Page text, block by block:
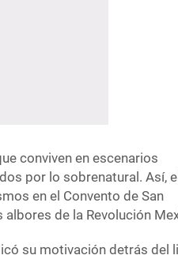
conviven en escenarios
por lo sobrenatural. Así,
en el Convento de San
de la Revolución
su motivación detrás del